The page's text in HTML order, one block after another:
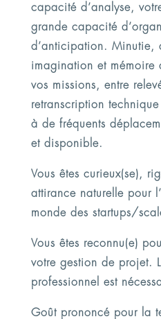
capacité d’analyse,
grande capacité
d’anticipation. Minutie,
imagination et mémoire
vos missions, entre
retranscription
à de fréquents
et disponible.
Vous êtes curieux(se),
attirance naturelle pour
monde des startups/
Vous êtes reconnu(e)
votre gestion de projet.
professionnel est
Goût prononcé pour la